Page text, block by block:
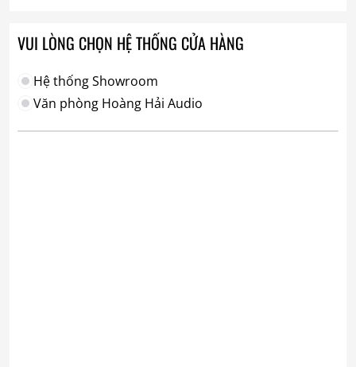
VUI LÒNG CHỌN HỆ THỐNG CỬA HÀNG
Hệ thống Showroom
Văn phòng Hoàng Hải Audio